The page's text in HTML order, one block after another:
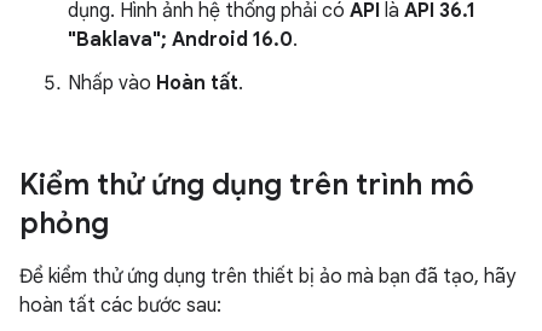
dụng. Hình ảnh hệ thống phải có API là API 36.1
"Baklava"; Android 16.0.
Nhấp vào Hoàn tất.
Kiểm thử ứng dụng trên trình mô
phỏng
Để kiểm thử ứng dụng trên thiết bị ảo mà bạn đã tạo, hãy
hoàn tất các bước sau: